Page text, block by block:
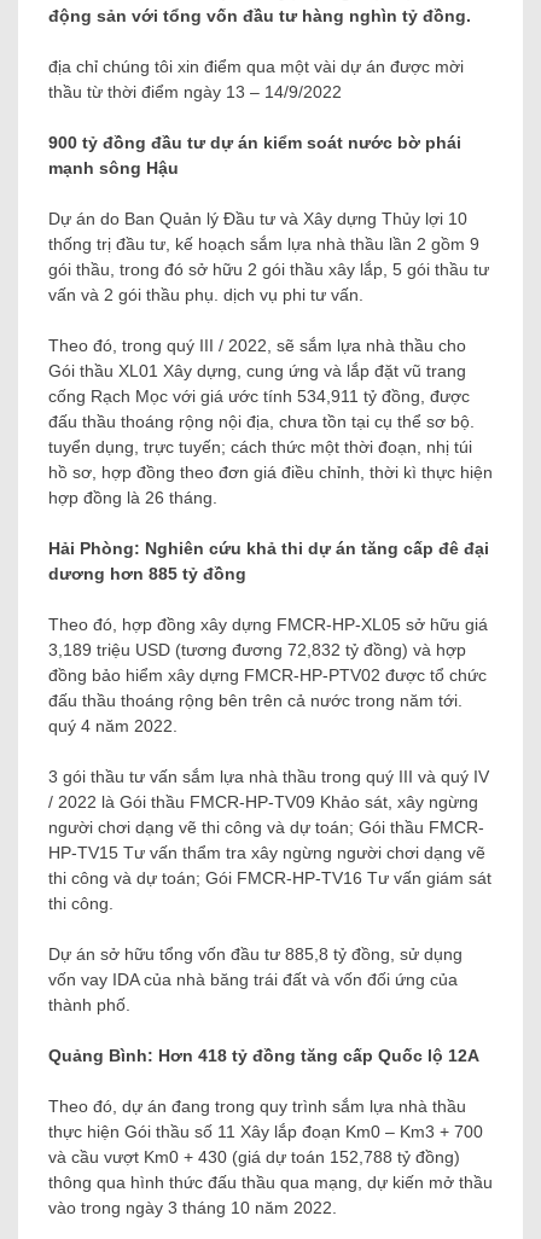
động sản với tổng vốn đầu tư hàng nghìn tỷ đồng.
địa chỉ chúng tôi xin điểm qua một vài dự án được mời
thầu từ thời điểm ngày 13 – 14/9/2022
900 tỷ đồng đầu tư dự án kiểm soát nước bờ phái
mạnh sông Hậu
Dự án do Ban Quản lý Đầu tư và Xây dựng Thủy lợi 10
thống trị đầu tư, kế hoạch sắm lựa nhà thầu lần 2 gồm 9
gói thầu, trong đó sở hữu 2 gói thầu xây lắp, 5 gói thầu tư
vấn và 2 gói thầu phụ. dịch vụ phi tư vấn.
Theo đó, trong quý III / 2022, sẽ sắm lựa nhà thầu cho
Gói thầu XL01 Xây dựng, cung ứng và lắp đặt vũ trang
cống Rạch Mọc với giá ước tính 534,911 tỷ đồng, được
đấu thầu thoáng rộng nội địa, chưa tồn tại cụ thể sơ bộ.
tuyển dụng, trực tuyến; cách thức một thời đoạn, nhị túi
hồ sơ, hợp đồng theo đơn giá điều chỉnh, thời kì thực hiện
hợp đồng là 26 tháng.
Hải Phòng: Nghiên cứu khả thi dự án tăng cấp đê đại
dương hơn 885 tỷ đồng
Theo đó, hợp đồng xây dựng FMCR-HP-XL05 sở hữu giá
3,189 triệu USD (tương đương 72,832 tỷ đồng) và hợp
đồng bảo hiểm xây dựng FMCR-HP-PTV02 được tổ chức
đấu thầu thoáng rộng bên trên cả nước trong năm tới.
quý 4 năm 2022.
3 gói thầu tư vấn sắm lựa nhà thầu trong quý III và quý IV
/ 2022 là Gói thầu FMCR-HP-TV09 Khảo sát, xây ngừng
người chơi dạng vẽ thi công và dự toán; Gói thầu FMCR-
HP-TV15 Tư vấn thẩm tra xây ngừng người chơi dạng vẽ
thi công và dự toán; Gói FMCR-HP-TV16 Tư vấn giám sát
thi công.
Dự án sở hữu tổng vốn đầu tư 885,8 tỷ đồng, sử dụng
vốn vay IDA của nhà băng trái đất và vốn đối ứng của
thành phố.
Quảng Bình: Hơn 418 tỷ đồng tăng cấp Quốc lộ 12A
Theo đó, dự án đang trong quy trình sắm lựa nhà thầu
thực hiện Gói thầu số 11 Xây lắp đoạn Km0 – Km3 + 700
và cầu vượt Km0 + 430 (giá dự toán 152,788 tỷ đồng)
thông qua hình thức đấu thầu qua mạng, dự kiến ​​mở thầu
vào trong ngày 3 tháng 10 năm 2022.